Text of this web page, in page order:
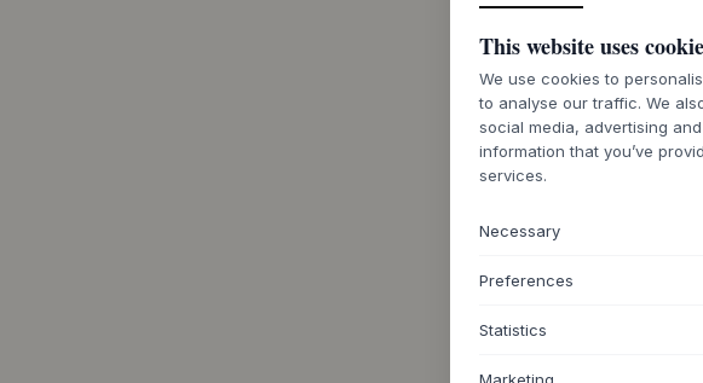
This website uses
We use cookies to
to analyse our traffic. We
social media, advertising
information that you’ve
services.
Necessary
Preferences
Statistics
Marketing